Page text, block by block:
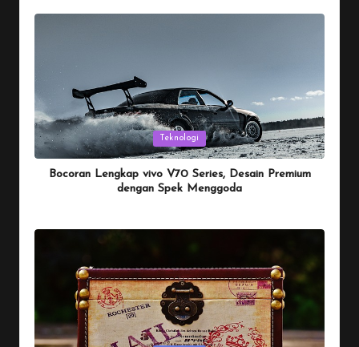
Posted
Teknologi
Bocoran Lengkap vivo V70 Series, Desain Premium
dengan Spek Menggoda